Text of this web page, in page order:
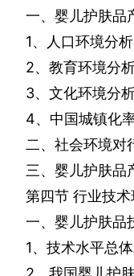
一、婴儿护肤品
1、人口环境分析
2、教育环境分
3、文化环境分
4、中国城镇化
二、社会环境对
三、婴儿护肤品
第四节 行业技术
一、婴儿护肤品
1、技术水平总